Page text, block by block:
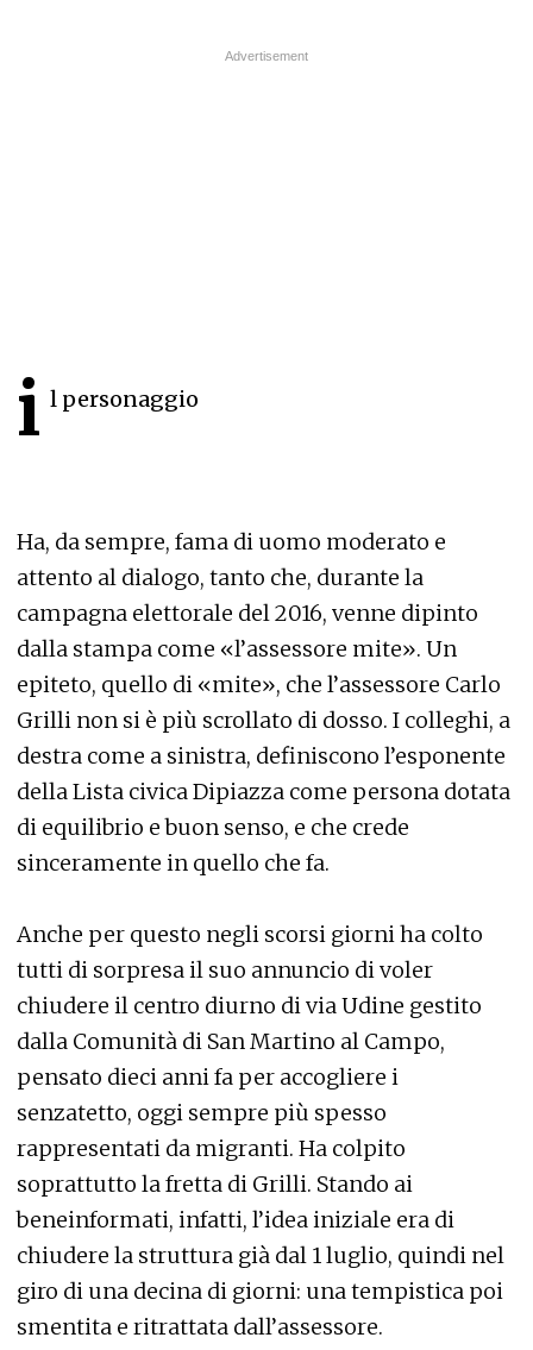
i l personaggio
Ha, da sempre, fama di uomo moderato e
attento al dialogo, tanto che, durante la
campagna elettorale del 2016, venne dipinto
dalla stampa come «l’assessore mite». Un
epiteto, quello di «mite», che l’assessore Carlo
Grilli non si è più scrollato di dosso. I colleghi, a
destra come a sinistra, definiscono l’esponente
della Lista civica Dipiazza come persona dotata
di equilibrio e buon senso, e che crede
sinceramente in quello che fa.
Anche per questo negli scorsi giorni ha colto
tutti di sorpresa il suo annuncio di voler
chiudere il centro diurno di via Udine gestito
dalla Comunità di San Martino al Campo,
pensato dieci anni fa per accogliere i
senzatetto, oggi sempre più spesso
rappresentati da migranti. Ha colpito
soprattutto la fretta di Grilli. Stando ai
beneinformati, infatti, l’idea iniziale era di
chiudere la struttura già dal 1 luglio, quindi nel
giro di una decina di giorni: una tempistica poi
smentita e ritrattata dall’assessore.